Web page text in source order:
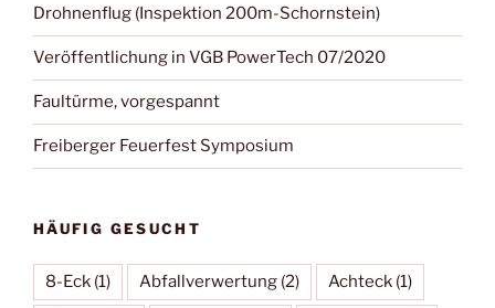
Drohnenflug (Inspektion 200m-Schornstein)
Veröffentlichung in VGB PowerTech 07/2020
Faultürme, vorgespannt
Freiberger Feuerfest Symposium
HÄUFIG GESUCHT
8-Eck (1) Abfallverwertung (2) Achteck (1)